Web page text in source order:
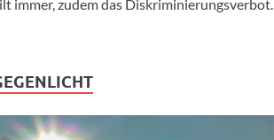
immer, zudem das Diskriminierungsverbot.